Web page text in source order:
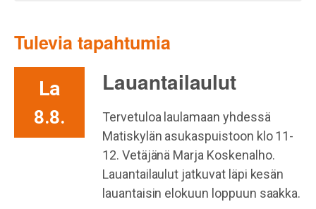
Tulevia tapahtumia
La
8.8.
Lauantailaulut
Tervetuloa laulamaan yhdessä
Matiskylän asukaspuistoon klo 11-
12. Vetäjänä Marja Koskenalho.
Lauantailaulut jatkuvat läpi kesän
lauantaisin elokuun loppuun saakka.